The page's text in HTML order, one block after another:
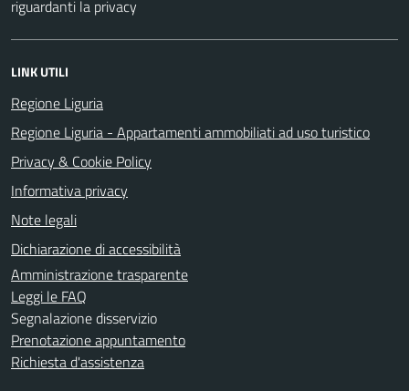
riguardanti la privacy
LINK UTILI
Regione Liguria
Regione Liguria - Appartamenti ammobiliati ad uso turistico
Privacy & Cookie Policy
Informativa privacy
Note legali
Dichiarazione di accessibilità
Amministrazione trasparente
Leggi le FAQ
Segnalazione disservizio
Prenotazione appuntamento
Richiesta d'assistenza